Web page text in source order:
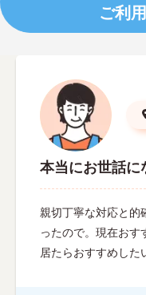
ご利
本当にお世話に
親切丁寧な対応と的
ったので。現在おす
居たらおすすめした